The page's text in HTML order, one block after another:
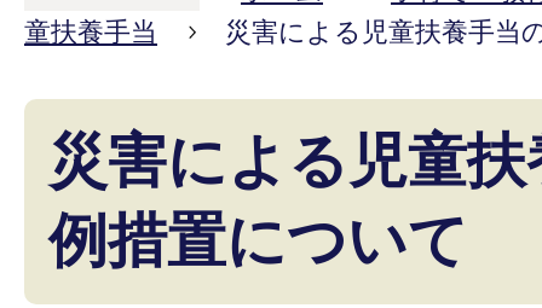
童扶養手当
災害による児童扶養手当
災害による児童
例措置について